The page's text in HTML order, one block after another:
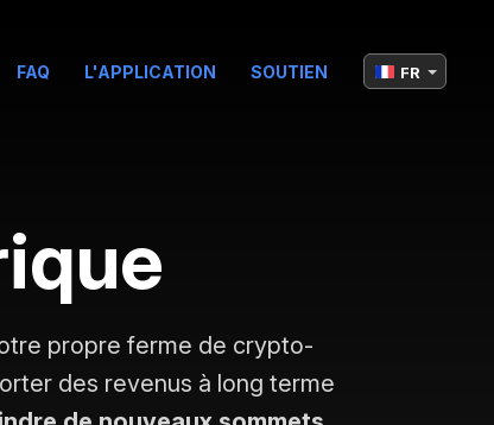
FAQ L'APPLICATION SOUTIEN FR
propre ferme de crypto-
des revenus à long terme